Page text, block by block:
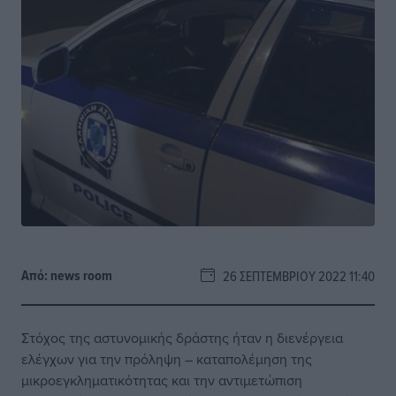
Από: news room 26 ΣΕΠΤΕΜΒΡΊΟΥ 2022 11:40
Στόχος της αστυνομικής δράστης ήταν η διενέργεια
ελέγχων για την πρόληψη – καταπολέμηση της
μικροεγκληματικότητας και την αντιμετώπιση